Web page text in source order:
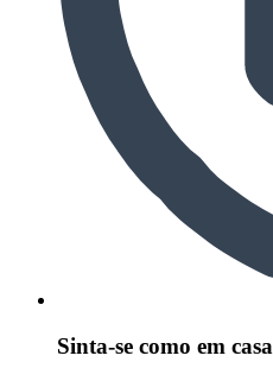
Sinta-se como em casa